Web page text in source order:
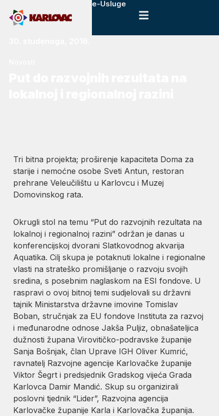
e-Usluge
Tri bitna projekta; proširenje kapaciteta Doma za
starije i nemoćne osobe Sveti Antun, restoran
prehrane Veleučilištu u Karlovcu i Muzej
Domovinskog rata.
Okrugli stol na temu “Put do razvojnih rezultata na
lokalnoj i regionalnoj razini” održan je danas u
konferencijskoj dvorani Slatkovodnog akvarija
Aquatika. Cilj skupa je potaknuti lokalne i regionalne
vlasti na strateško promišljanje o razvoju svojih
sredina, s posebnim naglaskom na ESI fondove. U
raspravi o ovoj bitnoj temi sudjelovali su državni
tajnik Ministarstva državne imovine Tomislav
Boban, stručnjak za EU fondove Instituta za razvoj
i međunarodne odnose Jakša Puljiz, obnašateljica
dužnosti župana Virovitičko-podravske županije
Sanja Bošnjak, član Uprave IGH Oliver Kumrić,
ravnatelj Razvojne agencije Karlovačke županije
Viktor Šegrt i predsjednik Gradskog vijeća Grada
Karlovca Damir Mandić. Skup su organizirali
poslovni tjednik “Lider”, Razvojna agencija
Karlovačke županije Karla i Karlovačka županija.